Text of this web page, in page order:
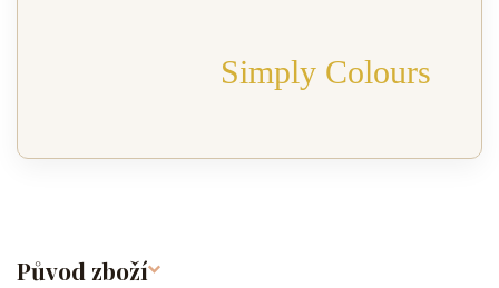
Simply Colours
Původ zboží